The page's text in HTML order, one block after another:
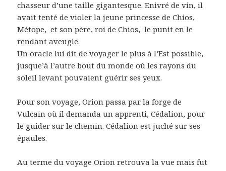
chasseur d’une taille gigantesque. Enivré de vin, il
avait tenté de violer la jeune princesse de Chios,
Métope, et son père, roi de Chios, le punit en le
rendant aveugle.
Un oracle lui dit de voyager le plus à l’Est possible,
jusque’à l’autre bout du monde où les rayons du
soleil levant pouvaient guérir ses yeux.
Pour son voyage, Orion passa par la forge de
Vulcain où il demanda un apprenti, Cédalion, pour
le guider sur le chemin. Cédalion est juché sur ses
épaules.
Au terme du voyage Orion retrouva la vue mais fut